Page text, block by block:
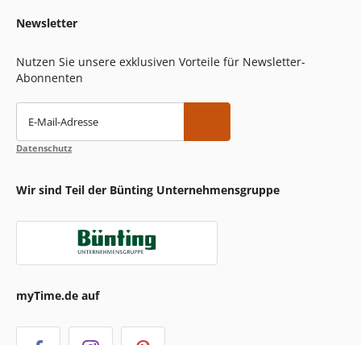
Newsletter
Nutzen Sie unsere exklusiven Vorteile für Newsletter-
Abonnenten
E-Mail-Adresse
Datenschutz
Wir sind Teil der Bünting Unternehmensgruppe
myTime.de auf